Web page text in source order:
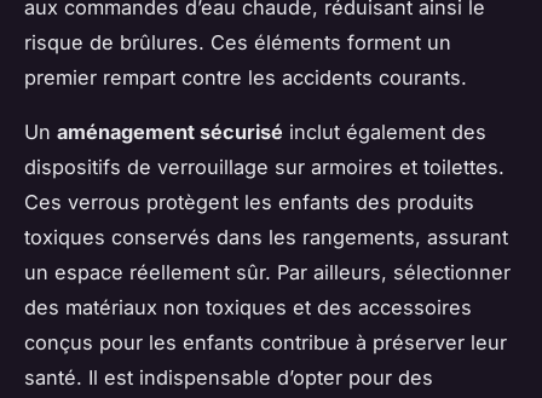
aux commandes d’eau chaude, réduisant ainsi le
risque de brûlures. Ces éléments forment un
premier rempart contre les accidents courants.
Un aménagement sécurisé inclut également des
dispositifs de verrouillage sur armoires et toilettes.
Ces verrous protègent les enfants des produits
toxiques conservés dans les rangements, assurant
un espace réellement sûr. Par ailleurs, sélectionner
des matériaux non toxiques et des accessoires
conçus pour les enfants contribue à préserver leur
santé. Il est indispensable d’opter pour des